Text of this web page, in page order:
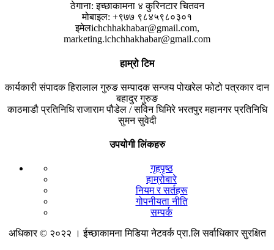
ठेगाना: इच्छाकामना ४ कुरिनटार चितवन
मोबाइल: +९७७ ९८४५९८०३०१
इमेलichchhakhabar@gmail.com,
marketing.ichchhakhabar@gmail.com
हाम्रो टिम
कार्यकारी संपादकहिरालाल गुरुङसम्पादकसन्जय पोखरेलफोटो पत्रकारदान
बहादुर गुरुङ
काठमाडौ प्रतिनिधिराजाराम पौडेल / सविन घिमिरेभरतपुर महानगर प्रतिनिधि
सुमन सुवेदी
उपयोगी लिंकहरु
गृहपृष्ठ
हाम्रोबारे
नियम र सर्तहरू
गोपनीयता नीति
सम्पर्क
अधिकार © २०२२ । ईच्छाकामना मिडिया नेटवर्क प्रा.लि सर्वाधिकार सुरक्षित